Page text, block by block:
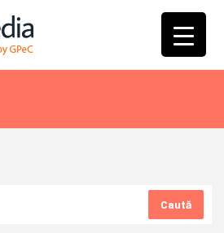
Caută